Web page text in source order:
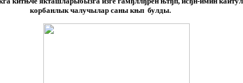
корбанлык чалучылар саны књп булды.